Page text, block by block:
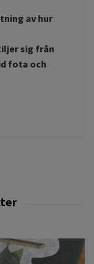
av hur
sig från
fota och